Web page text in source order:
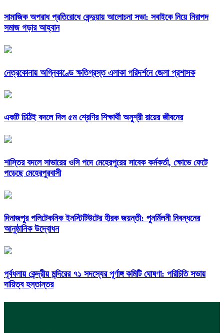
সামাজিক অপরাধ প্রতিরোধে কেন্দুয়ায় আলোচনা সভা: সবাইকে নিয়ে নিরাপদ
সমাজ গড়ার আহ্বান
নেত্রকোনায় অগ্নিকাণ্ডে ক্ষতিগ্রস্ত এলাকা পরিদর্শনে জেলা প্রশাসক
একটি চিঠিই বদলে দিল ৫ম শ্রেণির শিক্ষার্থী অনুশ্রী রায়ের জীবনের
শাস্তির বদলে সাভারের ওসি পদে মেহেরপুরের সাবেক কর্মকর্তা, ক্ষোভে ফেটে
পড়েছে মেহেরপুরবাসী
দিনাজপুর পলিটেকনিক ইনস্টিটিউটের হীরক জয়ন্তী: পুনর্মিলনী নিবন্ধনের
আনুষ্ঠানিক উদ্বোধন
পূর্বধলায় কেন্দ্রীয় মন্দিরের ৭১ সদস্যের পূর্ণাঙ্গ কমিটি ঘোষণা: পরিচিতি সভায়
দায়িত্ব হস্তান্তর